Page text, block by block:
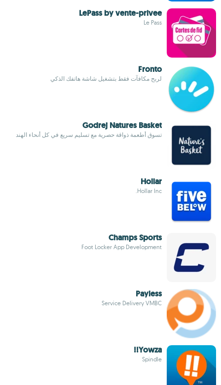
LePass by vente-privee
Le Pass
Fronto
لربح مكافآت فقط بتشغيل شاشة هاتفك الذكي
Godrej Natures Basket
تسوق أطعمة ذواقة حصرية مع تسليم سريع في كل أنحاء الهند
Hollar
Hollar Inc.
Champs Sports
Foot Locker App Development
Payless
Service Delivery VMBC
Yowza!!
Spindle